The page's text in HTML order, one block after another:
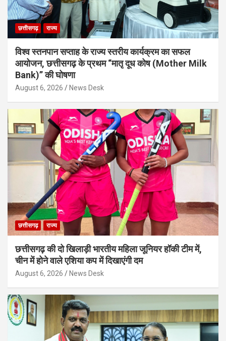
छत्तीसगढ़ राज्य
विश्व स्तनपान सप्ताह के राज्य स्तरीय कार्यक्रम का सफल
आयोजन, छत्तीसगढ़ के प्रथम “मातृ दूध कोष (Mother Milk
Bank)” की घोषणा
August 6, 2026 News Desk
छत्तीसगढ़ राज्य
छत्तीसगढ़ की दो खिलाड़ी भारतीय महिला जूनियर हॉकी टीम में,
चीन में होने वाले एशिया कप में दिखाएंगी दम
August 6, 2026 News Desk